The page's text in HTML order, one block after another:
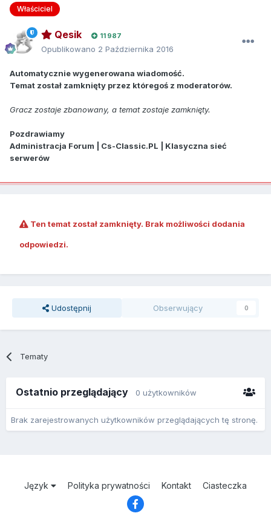
Właściciel
Qesik 11 987
Opublikowano 2 Października 2016
Automatycznie wygenerowana wiadomość.
Temat został zamknięty przez któregoś z moderatorów.
Gracz zostaje zbanowany, a temat zostaje zamknięty.
Pozdrawiamy
Administracja Forum | Cs-Classic.PL | Klasyczna sieć
serwerów
Ten temat został zamknięty. Brak możliwości dodania
odpowiedzi.
Udostępnij Obserwujący 0
Tematy
Ostatnio przeglądający 0 użytkowników
Brak zarejestrowanych użytkowników przeglądających tę stronę.
Język Polityka prywatności Kontakt Ciasteczka